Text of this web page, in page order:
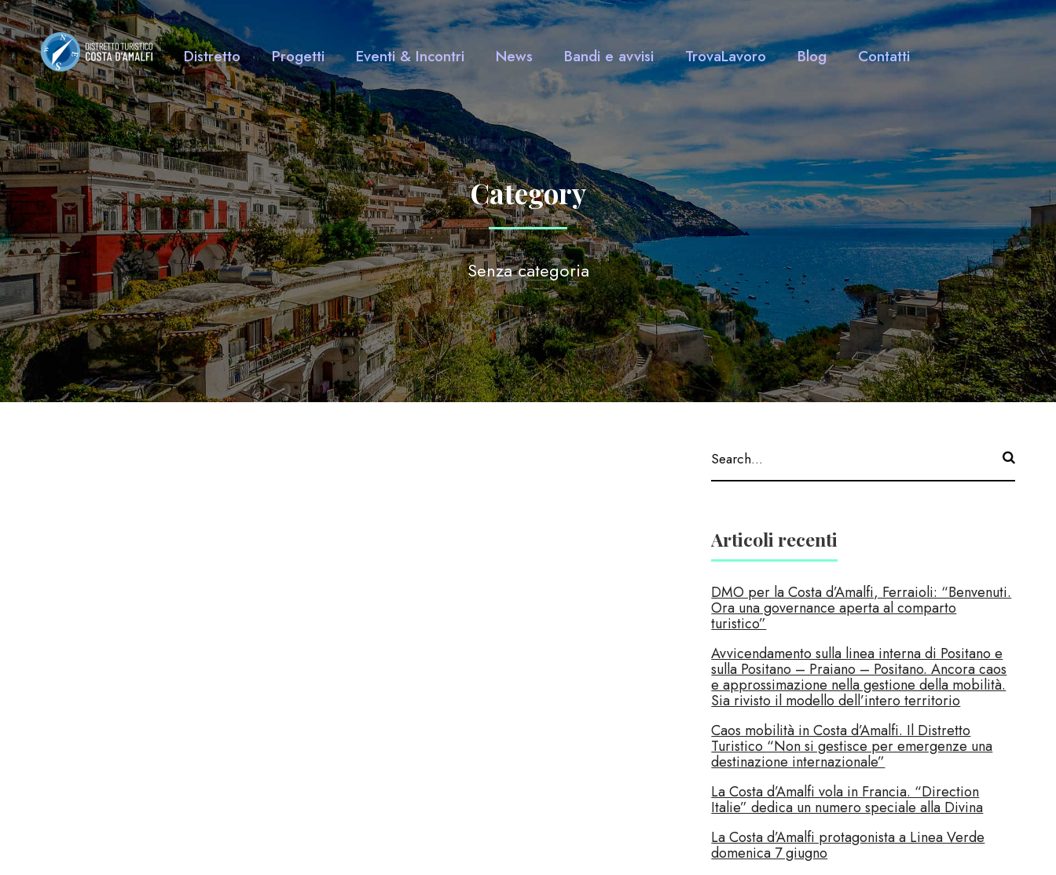
Distretto Progetti Eventi & Incontri News Bandi e avvisi TrovaLavoro Blog Contatti
Category
Senza categoria
Articoli recenti
DMO per la Costa d’Amalfi, Ferraioli: “Benvenuti.
Ora una governance aperta al comparto
turistico”
Avvicendamento sulla linea interna di Positano e
sulla Positano – Praiano – Positano. Ancora caos
e approssimazione nella gestione della mobilità.
Sia rivisto il modello dell’intero territorio
Caos mobilità in Costa d’Amalfi. Il Distretto
Turistico “Non si gestisce per emergenze una
destinazione internazionale”
La Costa d’Amalfi vola in Francia. “Direction
Italie” dedica un numero speciale alla Divina
La Costa d’Amalfi protagonista a Linea Verde
domenica 7 giugno